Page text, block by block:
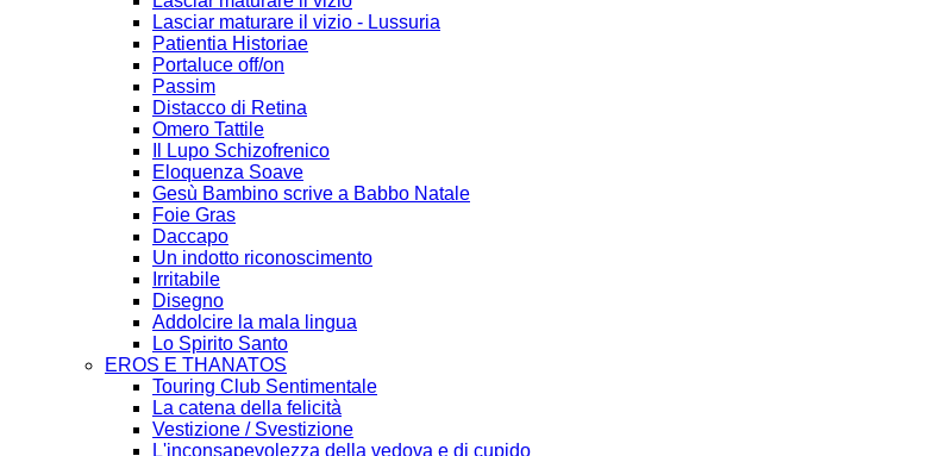
Lasciar maturare il vizio - Lussuria
Patientia Historiae
Portaluce off/on
Passim
Distacco di Retina
Omero Tattile
Il Lupo Schizofrenico
Eloquenza Soave
Gesù Bambino scrive a Babbo Natale
Foie Gras
Daccapo
Un indotto riconoscimento
Irritabile
Disegno
Addolcire la mala lingua
Lo Spirito Santo
EROS E THANATOS
Touring Club Sentimentale
La catena della felicità
Vestizione / Svestizione
L'inconsapevolezza della vedova e di cupido